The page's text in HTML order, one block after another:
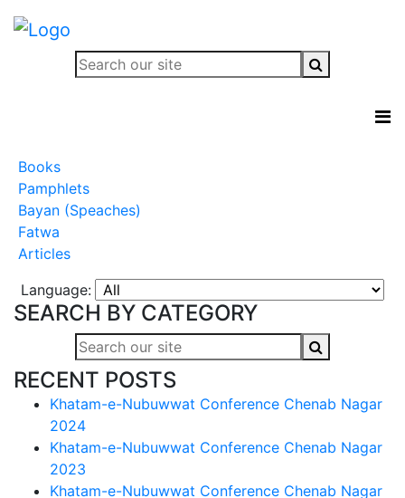
Books
Pamphlets
Bayan (Speaches)
Fatwa
Articles
Language:
SEARCH BY CATEGORY
RECENT POSTS
Khatam-e-Nubuwwat Conference Chenab Nagar
2024
Khatam-e-Nubuwwat Conference Chenab Nagar
2023
Khatam-e-Nubuwwat Conference Chenab Nagar